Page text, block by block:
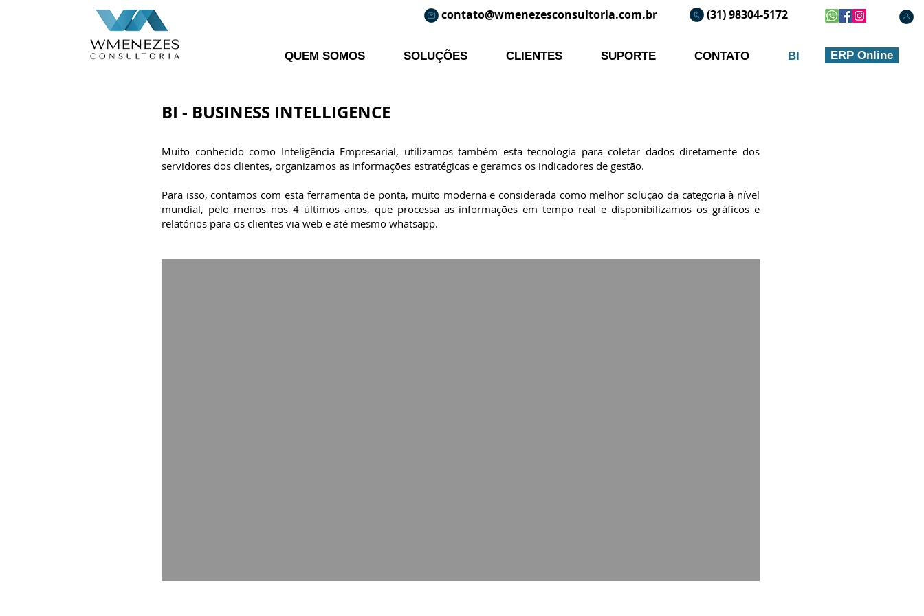
contato@wmenezesconsultoria.com.br (31) 98304-5172
ERP Online
QUEM SOMOS SOLUÇÕES CLIENTES SUPORTE CONTATO BI
BI - BUSINESS INTELLIGENCE
Muito conhecido como Inteligência Empresarial, utilizamos também esta tecnologia para coletar dados diretamente dos
servidores dos clientes, organizamos as informações estratégicas e geramos os indicadores de gestão.
Para isso, contamos com esta ferramenta de ponta, muito moderna e considerada como melhor solução da categoria à nível
mundial, pelo menos nos 4 últimos anos, que processa as informações em tempo real e disponibilizamos os gráficos e
relatórios para os clientes via web e até mesmo whatsapp.